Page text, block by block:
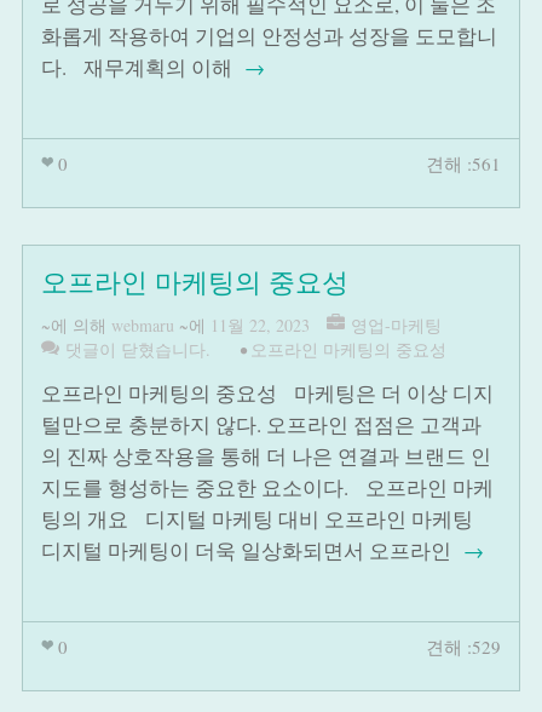
화롭게 작용하여 기업의 안정성과 성장을 도모합니
다. 재무계획의 이해 →
0 견해 :561
오프라인 마케팅의 중요성
~에 의해 webmaru ~에 11월 22, 2023
영업-마케팅
댓글이 닫혔습니다.
• 오프라인 마케팅의 중요성
오프라인 마케팅의 중요성 마케팅은 더 이상 디지
털만으로 충분하지 않다. 오프라인 접점은 고객과
의 진짜 상호작용을 통해 더 나은 연결과 브랜드 인
지도를 형성하는 중요한 요소이다. 오프라인 마케
팅의 개요 디지털 마케팅 대비 오프라인 마케팅
디지털 마케팅이 더욱 일상화되면서 오프라인 →
0 견해 :529